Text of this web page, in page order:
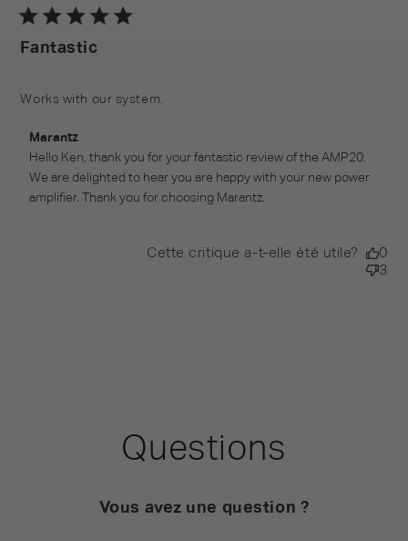
Fantastic
Works with our system.
Commentaires du propriétaire du magasin sur l'examen
par Marantz le Fri May 22 2026
Marantz
Hello Ken, thank you for your fantastic review of the AMP20.
We are delighted to hear you are happy with your new power
amplifier. Thank you for choosing Marantz.
Cette critique a-t-elle été utile?
0
3
Questions
Vous avez une question ?